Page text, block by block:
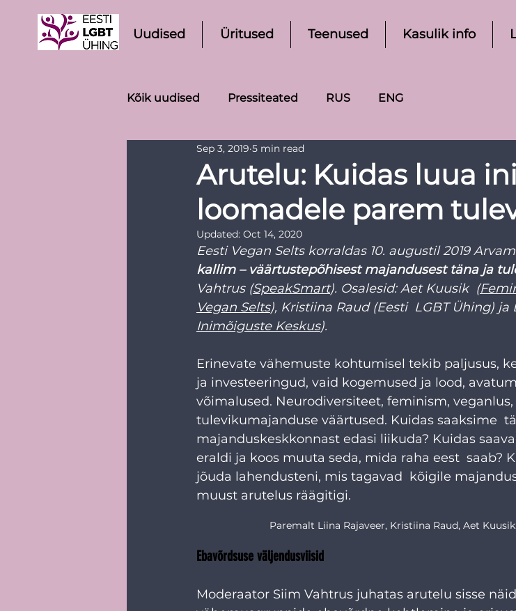
Uudised Üritused Teenused Kasulik info
Kõik uudised Pressiteated RUS ENG
Arutelu: Kuidas luua
loomadele parem
Sep 3, 2019 5 min read
Updated: Oct 14, 2020
Eesti Vegan Selts korraldas 10. augustil 2019
kallim – väärtustepõhisest majandusest täna ja
Vahtrus (SpeakSmart). Osalesid: Aet Kuusik  (
Vegan Selts), Kristiina Raud (Eesti  LGBT Ühing) ja
Inimõiguste Keskus).
Erinevate vähemuste kohtumisel tekib paljusus,
ja investeeringud, vaid kogemused ja lood,
võimalused. Neurodiversiteet, feminism,
tulevikumajanduse väärtused. Kuidas saaksime
majanduskeskkonnast edasi liikuda? Kuidas
eraldi ja koos muuta seda, mida raha eest  saab?
jõuda lahendusteni, mis tagavad  kõigile
muust arutelus räägitigi.
Paremalt Liina Rajaveer, Kristiina Raud, Aet
Ebavõrdsuse väljendusviisid
Moderaator Siim Vahtrus juhatas arutelu sisse